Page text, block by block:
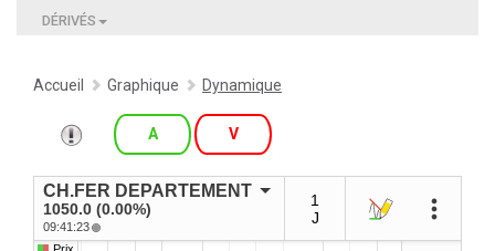
DÉRIVÉS
Accueil Graphique Dynamique
A V